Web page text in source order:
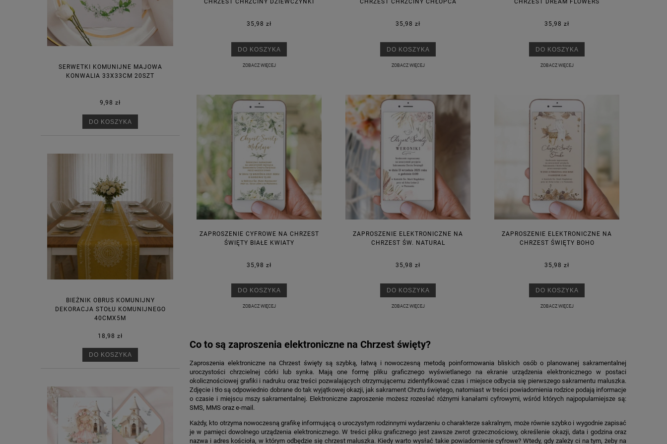
SERWETKI KOMUNIJNE MAJOWA
KONWALIA 33X33CM 20SZT
9,98 zł
DO KOSZYKA
BIEŻNIK OBRUS KOMUNIJNY
DEKORACJA STOŁU KOMUNIJNEGO
40CMX5M
18,98 zł
DO KOSZYKA
CHRZEST CHRZCINY DZIEWCZYNKI
35,98 zł
DO KOSZYKA
ZOBACZ WIĘCEJ
CHRZEST CHRZCINY CHŁOPCA
35,98 zł
DO KOSZYKA
ZOBACZ WIĘCEJ
CHRZEST DREAM FLOWERS
35,98 zł
DO KOSZYKA
ZOBACZ WIĘCEJ
ZAPROSZENIE CYFROWE NA CHRZEST
ŚWIĘTY BIAŁE KWIATY
35,98 zł
DO KOSZYKA
ZOBACZ WIĘCEJ
ZAPROSZENIE ELEKTRONICZNE NA
CHRZEST ŚW. NATURAL
35,98 zł
DO KOSZYKA
ZOBACZ WIĘCEJ
ZAPROSZENIE ELEKTRONICZNE NA
CHRZEST ŚWIĘTY BOHO
35,98 zł
DO KOSZYKA
ZOBACZ WIĘCEJ
Co to są zaproszenia elektroniczne na Chrzest święty?
Zaproszenia elektroniczne na Chrzest święty są szybką, łatwą i nowoczesną metodą poinformowania bliskich osób o planowanej sakramentalnej
uroczystości chrzcielnej córki lub synka. Mają one formę pliku graficznego wyświetlanego na ekranie urządzenia elektronicznego w postaci
okolicznościowej grafiki i nadruku oraz treści pozwalających otrzymującemu zidentyfikować czas i miejsce odbycia się pierwszego sakramentu maluszka.
Zdjęcie i tło są odpowiednio dobrane do tak wyjątkowej okazji, jak sakrament Chrztu świętego, natomiast w treści powiadomienia rodzice podają informacje
o czasie i miejscu mszy sakramentalnej. Elektroniczne zaproszenie możesz rozesłać różnymi kanałami cyfrowymi, wśród których najpopularniejsze są:
SMS, MMS oraz e-mail.
Każdy, kto otrzyma nowoczesną grafikę informującą o uroczystym rodzinnymi wydarzeniu o charakterze sakralnym, może równie szybko i wygodnie zapisać
je w pamięci dowolnego urządzenia elektronicznego. W treści pliku graficznego jest zawsze zwrot grzecznościowy, określenie okazji, data i godzina oraz
nazwa i adres kościoła, w którym odbędzie się chrzest maluszka. Kiedy warto wysłać takie powiadomienie cyfrowe? Wtedy, gdy zależy ci na tym, żeby na